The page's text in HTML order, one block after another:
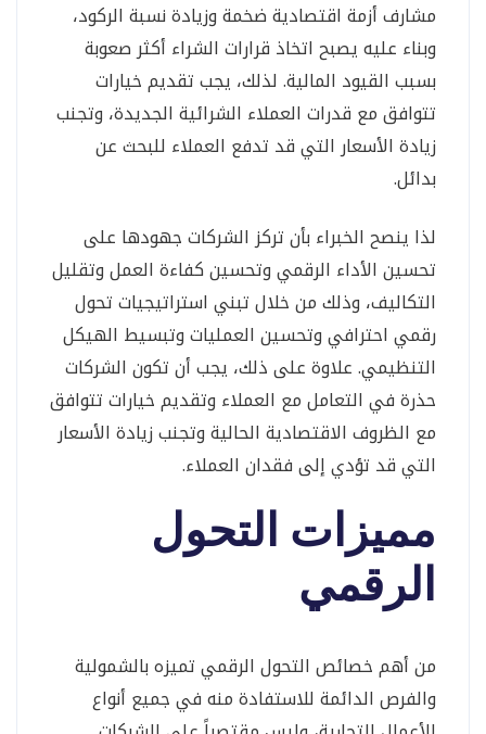
مشارف أزمة اقتصادية ضخمة وزيادة نسبة الركود،
وبناء عليه يصبح اتخاذ قرارات الشراء أكثر صعوبة
بسبب القيود المالية. لذلك، يجب تقديم خيارات
تتوافق مع قدرات العملاء الشرائية الجديدة، وتجنب
زيادة الأسعار التي قد تدفع العملاء للبحث عن
بدائل.
لذا ينصح الخبراء بأن تركز الشركات جهودها على
تحسين الأداء الرقمي وتحسين كفاءة العمل وتقليل
التكاليف، وذلك من خلال تبني استراتيجيات تحول
رقمي احترافي وتحسين العمليات وتبسيط الهيكل
التنظيمي. علاوة على ذلك، يجب أن تكون الشركات
حذرة في التعامل مع العملاء وتقديم خيارات تتوافق
مع الظروف الاقتصادية الحالية وتجنب زيادة الأسعار
التي قد تؤدي إلى فقدان العملاء.
مميزات التحول
الرقمي
من أهم خصائص التحول الرقمي تميزه بالشمولية
والفرص الدائمة للاستفادة منه في جميع أنواع